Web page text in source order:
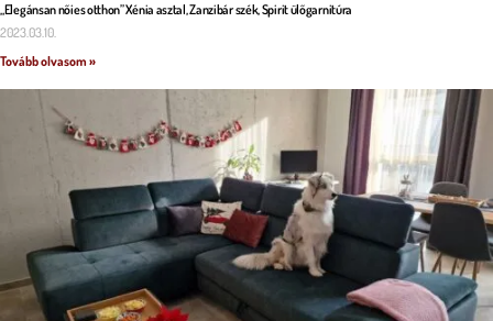
„Elegánsan nőies otthon” Xénia asztal, Zanzibár szék, Spirit ülőgarnitúra
2023.03.10.
Tovább olvasom »